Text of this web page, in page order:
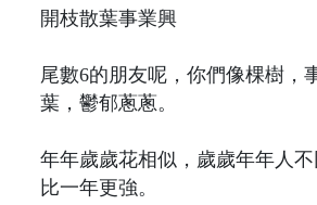
開枝散葉事業興
尾數6的朋友呢，你們像棵樹，
葉，鬱郁蔥蔥。
年年歲歲花相似，歲歲年年人
比一年更強。